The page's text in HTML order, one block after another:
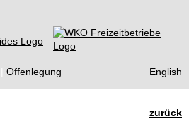
Offenlegung English
zurück